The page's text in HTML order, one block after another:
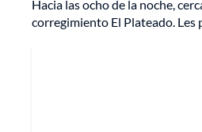
Hacia las ocho de la noche,
corregimiento El Plateado. Les